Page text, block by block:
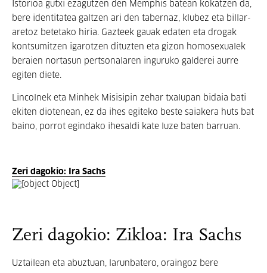
Istorioa gutxi ezagutzen den Memphis batean kokatzen da,
bere identitatea galtzen ari den tabernaz, klubez eta billar-
aretoz betetako hiria. Gazteek gauak edaten eta drogak
kontsumitzen igarotzen dituzten eta gizon homosexualek
beraien nortasun pertsonalaren inguruko galderei aurre
egiten diete.
Lincolnek eta Minhek Misisipin zehar txalupan bidaia bati
ekiten diotenean, ez da ihes egiteko beste saiakera huts bat
baino, porrot egindako ihesaldi kate luze baten barruan.
Zeri dagokio: Ira Sachs
Zeri dagokio: Zikloa: Ira Sachs
Uztailean eta abuztuan, larunbatero, oraingoz bere